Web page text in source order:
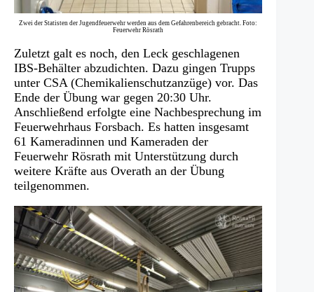
Zwei der Statisten der Jugendfeuerwehr werden aus dem Gefahrenbereich gebracht. Foto:
Feuerwehr Rösrath
Zuletzt galt es noch, den Leck geschlagenen
IBS-Behälter abzudichten. Dazu gingen Trupps
unter CSA (Chemikalienschutzanzüge) vor. Das
Ende der Übung war gegen 20:30 Uhr.
Anschließend erfolgte eine Nachbesprechung im
Feuerwehrhaus Forsbach. Es hatten insgesamt
61 Kameradinnen und Kameraden der
Feuerwehr Rösrath mit Unterstützung durch
weitere Kräfte aus Overath an der Übung
teilgenommen.